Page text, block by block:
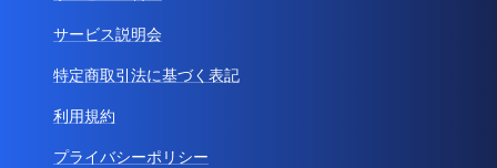
サービス説明会
特定商取引法に基づく表記
利用規約
プライバシーポリシー